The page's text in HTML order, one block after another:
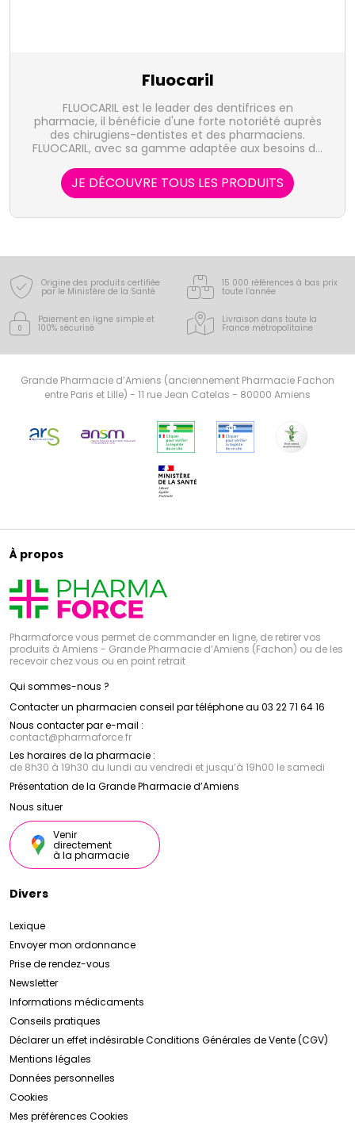
Fluocaril
FLUOCARIL est le leader des dentifrices en
pharmacie, il bénéficie d'une forte notoriété auprès
des chirugiens-dentistes et des pharmaciens.
FLUOCARIL, avec sa gamme adaptée aux besoins de
segments de l'hygiène dentaire : dentifrices, bains de
bouche, brosse à dents et accessoires
interdentaires.
JE DÉCOUVRE TOUS LES PRODUITS
Origine des produits certifiée
par le Ministère de la Santé
15 000 références à bas prix
toute l’année
Paiement en ligne simple et
100% sécurisé
Livraison dans toute la
France métropolitaine
Grande Pharmacie d’Amiens (anciennement Pharmacie Fachon
entre Paris et Lille) - 11 rue Jean Catelas - 80000 Amiens
À propos
Pharmaforce vous permet de commander en ligne, de retirer vos
produits à Amiens - Grande Pharmacie d’Amiens (Fachon) ou de les
recevoir chez vous ou en point retrait
Qui sommes-nous ?
Contacter un pharmacien conseil par téléphone au 03 22 71 64 16
Nous contacter par e-mail :
contact@pharmaforce.fr
Les horaires de la pharmacie :
de 8h30 à 19h30 du lundi au vendredi et jusqu’à 19h00 le samedi
Présentation de la Grande Pharmacie d’Amiens
Nous situer
Venir
directement
à la pharmacie
Divers
Lexique
Envoyer mon ordonnance
Prise de rendez-vous
Newsletter
Informations médicaments
Conseils pratiques
Déclarer un effet indésirableConditions Générales de Vente (CGV)
Mentions légales
Données personnelles
Cookies
Mes préférences Cookies